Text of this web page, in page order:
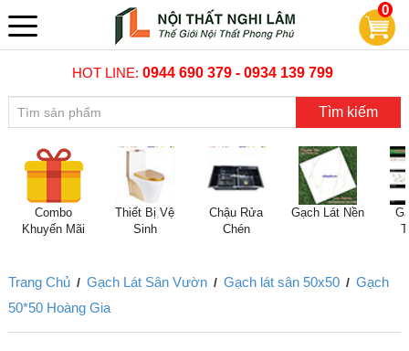
0
HOT LINE:0944 690 379 - 0934 139 799
Tìm kiếm
Combo
Khuyến Mãi
Thiết Bị Vệ
Sinh
Chậu Rửa
Chén
Gạch Lát Nền
Trang Chủ / Gạch Lát Sân Vườn / Gạch lát sân 50x50 / Gạch
50*50 Hoàng Gia